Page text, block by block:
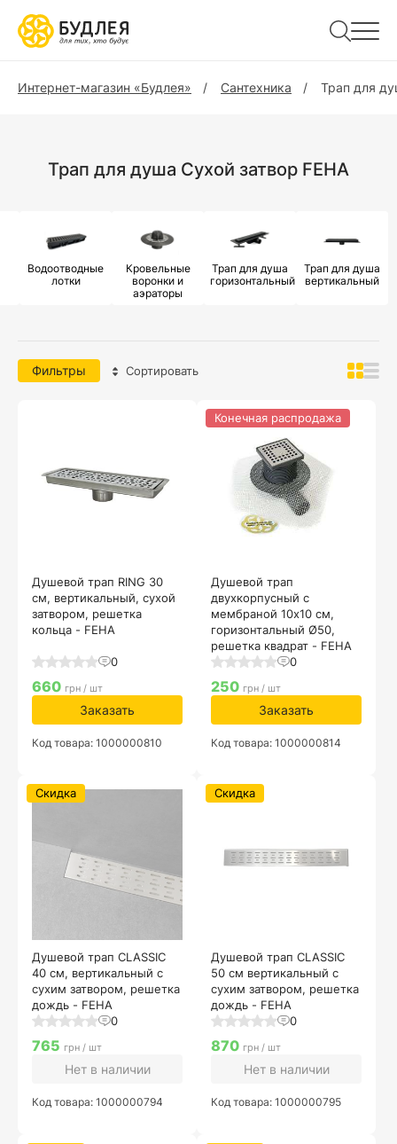
Интернет-магазин «Будлея» Сантехника Трап для
Трап для душа Сухой затвор FEHA
Водоотводные
лотки
Кровельные
воронки и
аэраторы
Трап для душа
горизонтальный
Трап для душа
вертикальный
Фильтры Сортировать
Душевой трап RING 30
см, вертикальный, сухой
затвором, решетка
кольца - FEHA
0
660 грн / шт
Заказать
Код товара: 1000000810
Душевой трап
двухкорпусный с
мембраной 10х10 см,
горизонтальный Ø50,
решетка квадрат - FEHA
0
Конечная распродажа
250 грн / шт
Заказать
Код товара: 1000000814
Душевой трап CLASSIC
40 см, вертикальный с
сухим затвором, решетка
дождь - FEHA
0
Скидка
765 грн / шт
Нет в наличии
Код товара: 1000000794
Душевой трап CLASSIC
50 см вертикальный с
сухим затвором, решетка
дождь - FEHA
0
Скидка
870 грн / шт
Нет в наличии
Код товара: 1000000795